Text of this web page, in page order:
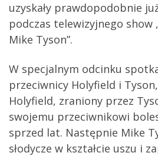
uzyskały prawdopodobnie
podczas telewizyjnego show
Mike Tyson”.
W specjalnym odcinku
przeciwnicy Holyfield i
Holyfield, zraniony przez
swojemu przeciwnikowi
sprzed lat. Następnie Mike
słodycze w kształcie uszu i